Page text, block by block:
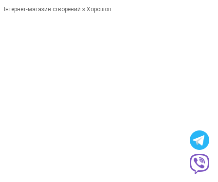
Інтернет-магазин створений з Хорошоп